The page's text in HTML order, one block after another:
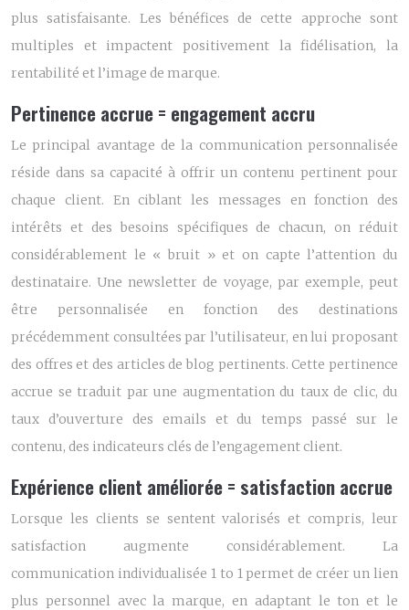
plus satisfaisante. Les bénéfices de cette approche sont
multiples et impactent positivement la fidélisation, la
rentabilité et l’image de marque.
Pertinence accrue = engagement accru
Le principal avantage de la communication personnalisée
réside dans sa capacité à offrir un contenu pertinent pour
chaque client. En ciblant les messages en fonction des
intérêts et des besoins spécifiques de chacun, on réduit
considérablement le « bruit » et on capte l’attention du
destinataire. Une newsletter de voyage, par exemple, peut
être personnalisée en fonction des destinations
précédemment consultées par l’utilisateur, en lui proposant
des offres et des articles de blog pertinents. Cette pertinence
accrue se traduit par une augmentation du taux de clic, du
taux d’ouverture des emails et du temps passé sur le
contenu, des indicateurs clés de l’engagement client.
Expérience client améliorée = satisfaction accrue
Lorsque les clients se sentent valorisés et compris, leur
satisfaction augmente considérablement. La
communication individualisée 1 to 1 permet de créer un lien
plus personnel avec la marque, en adaptant le ton et le